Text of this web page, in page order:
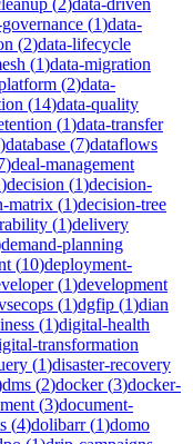
(1)data-
(2)data-lifecycle
(1)data-migration
(2)data-
(14)data-quality
(1)data-transfer
)database (7)dataflows
)deal-management
)decision (1)decision-
matrix (1)decision-tree
(1)delivery
demand-planning
(10)deployment-
(1)development
(1)dgfip (1)dian
(1)digital-health
transformation
(1)disaster-recovery
dms (2)docker(3)docker-
(3)document-
(4)dolibarr(1)domo